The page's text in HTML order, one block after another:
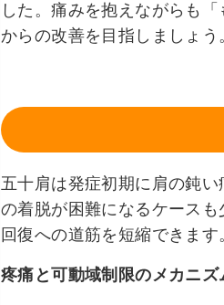
した。痛みを抱えながらも
からの改善を目指しましょう
五十肩は発症初期に肩の鈍
の着脱が困難になるケース
回復への道筋を短縮できます
疼痛と可動域制限のメカニズ